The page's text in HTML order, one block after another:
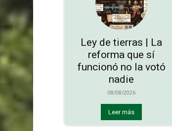
Ley de tierras | La
reforma que sí
funcionó no la votó
nadie
08/08/2026
Leer más